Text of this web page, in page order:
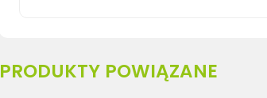
PRODUKTY POWIĄZANE